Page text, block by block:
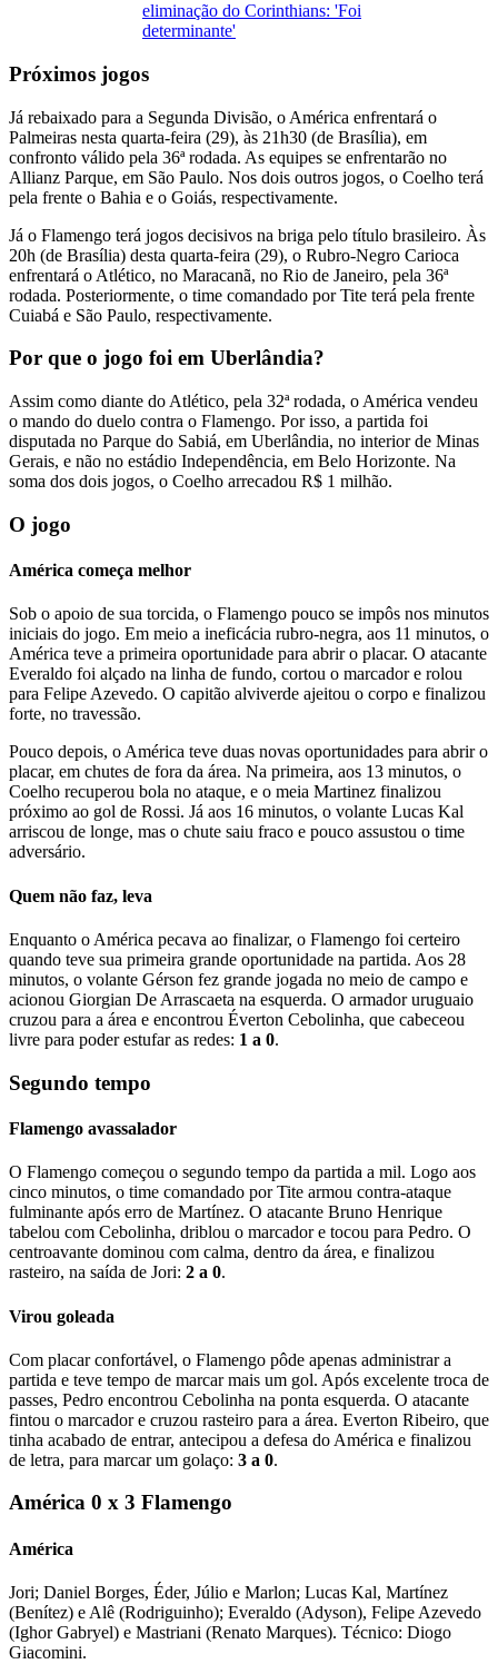
eliminação do Corinthians: 'Foi
determinante'
Próximos jogos
Já rebaixado para a Segunda Divisão, o América enfrentará o
Palmeiras nesta quarta-feira (29), às 21h30 (de Brasília), em
confronto válido pela 36ª rodada. As equipes se enfrentarão no
Allianz Parque, em São Paulo. Nos dois outros jogos, o Coelho terá
pela frente o Bahia e o Goiás, respectivamente.
Já o Flamengo terá jogos decisivos na briga pelo título brasileiro. Às
20h (de Brasília) desta quarta-feira (29), o Rubro-Negro Carioca
enfrentará o Atlético, no Maracanã, no Rio de Janeiro, pela 36ª
rodada. Posteriormente, o time comandado por Tite terá pela frente
Cuiabá e São Paulo, respectivamente.
Por que o jogo foi em Uberlândia?
Assim como diante do Atlético, pela 32ª rodada, o América vendeu
o mando do duelo contra o Flamengo. Por isso, a partida foi
disputada no Parque do Sabiá, em Uberlândia, no interior de Minas
Gerais, e não no estádio Independência, em Belo Horizonte. Na
soma dos dois jogos, o Coelho arrecadou R$ 1 milhão.
O jogo
América começa melhor
Sob o apoio de sua torcida, o Flamengo pouco se impôs nos minutos
iniciais do jogo. Em meio a ineficácia rubro-negra, aos 11 minutos, o
América teve a primeira oportunidade para abrir o placar. O atacante
Everaldo foi alçado na linha de fundo, cortou o marcador e rolou
para Felipe Azevedo. O capitão alviverde ajeitou o corpo e finalizou
forte, no travessão.
Pouco depois, o América teve duas novas oportunidades para abrir o
placar, em chutes de fora da área. Na primeira, aos 13 minutos, o
Coelho recuperou bola no ataque, e o meia Martinez finalizou
próximo ao gol de Rossi. Já aos 16 minutos, o volante Lucas Kal
arriscou de longe, mas o chute saiu fraco e pouco assustou o time
adversário.
Quem não faz, leva
Enquanto o América pecava ao finalizar, o Flamengo foi certeiro
quando teve sua primeira grande oportunidade na partida. Aos 28
minutos, o volante Gérson fez grande jogada no meio de campo e
acionou Giorgian De Arrascaeta na esquerda. O armador uruguaio
cruzou para a área e encontrou Éverton Cebolinha, que cabeceou
livre para poder estufar as redes: 1 a 0.
Segundo tempo
Flamengo avassalador
O Flamengo começou o segundo tempo da partida a mil. Logo aos
cinco minutos, o time comandado por Tite armou contra-ataque
fulminante após erro de Martínez. O atacante Bruno Henrique
tabelou com Cebolinha, driblou o marcador e tocou para Pedro. O
centroavante dominou com calma, dentro da área, e finalizou
rasteiro, na saída de Jori: 2 a 0.
Virou goleada
Com placar confortável, o Flamengo pôde apenas administrar a
partida e teve tempo de marcar mais um gol. Após excelente troca de
passes, Pedro encontrou Cebolinha na ponta esquerda. O atacante
fintou o marcador e cruzou rasteiro para a área. Everton Ribeiro, que
tinha acabado de entrar, antecipou a defesa do América e finalizou
de letra, para marcar um golaço: 3 a 0.
América 0 x 3 Flamengo
América
Jori; Daniel Borges, Éder, Júlio e Marlon; Lucas Kal, Martínez
(Benítez) e Alê (Rodriguinho); Everaldo (Adyson), Felipe Azevedo
(Ighor Gabryel) e Mastriani (Renato Marques). Técnico: Diogo
Giacomini.